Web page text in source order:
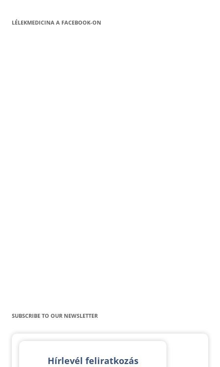
LÉLEKMEDICINA A FACEBOOK-ON
SUBSCRIBE TO OUR NEWSLETTER
Hírlevél feliratkozás